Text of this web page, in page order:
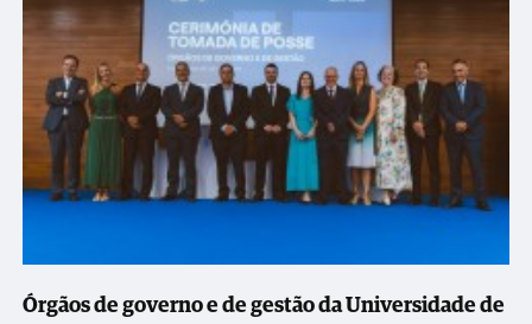
Órgãos de governo e de gestão da Universidade de